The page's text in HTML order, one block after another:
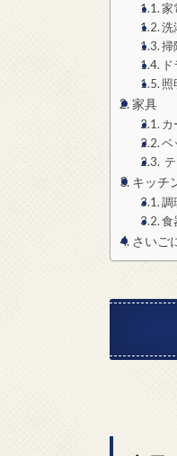
家
洗
掃
照
家具
カ
ベ
キッチ
調
食
さいご